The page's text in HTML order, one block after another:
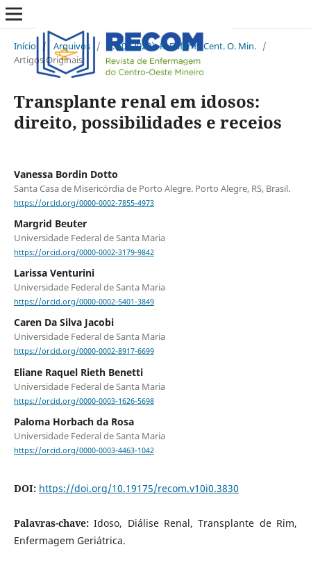
Início / Arquivos / v. 10 (2020): R. Enferm. Cent. O. Min. /
Artigos Originais
Transplante renal em idosos:
direito, possibilidades e receios
Vanessa Bordin Dotto
Santa Casa de Misericórdia de Porto Alegre. Porto Alegre, RS, Brasil.
https://orcid.org/0000-0002-7855-4973
Margrid Beuter
Universidade Federal de Santa Maria
https://orcid.org/0000-0002-3179-9842
Larissa Venturini
Universidade Federal de Santa Maria
https://orcid.org/0000-0002-5401-3849
Caren Da Silva Jacobi
Universidade Federal de Santa Maria
https://orcid.org/0000-0002-8917-6699
Eliane Raquel Rieth Benetti
Universidade Federal de Santa Maria
https://orcid.org/0000-0003-1626-5698
Paloma Horbach da Rosa
Universidade Federal de Santa Maria
https://orcid.org/0000-0003-4463-1042
DOI: https://doi.org/10.19175/recom.v10i0.3830
Palavras-chave:Idoso, Diálise Renal, Transplante de Rim,
Enfermagem Geriátrica.